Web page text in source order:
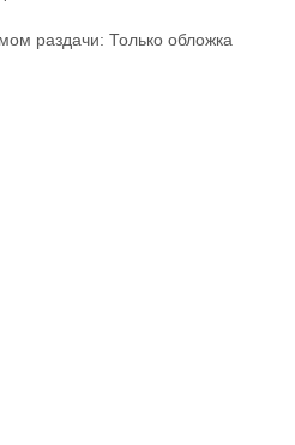
раздачи: Только обложка